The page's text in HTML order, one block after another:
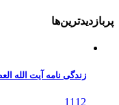
پربازدیدترین‌ها
زندگی نامه آیت الله
1112